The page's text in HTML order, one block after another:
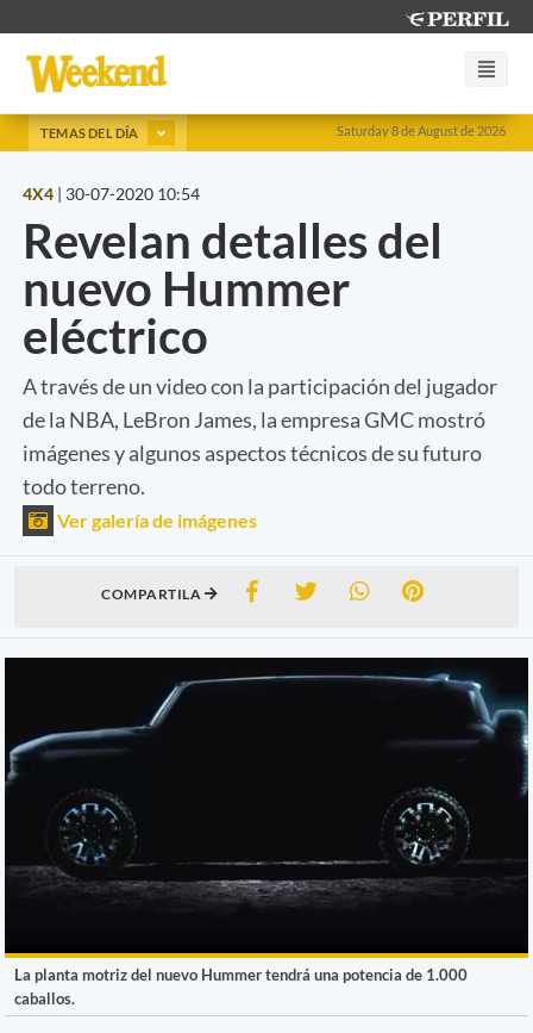
Saturday 8 de August de 2026
TEMAS DEL DÍA
4X4 | 30-07-2020 10:54
Revelan detalles del
nuevo Hummer
eléctrico
A través de un video con la participación del jugador
de la NBA, LeBron James, la empresa GMC mostró
imágenes y algunos aspectos técnicos de su futuro
todo terreno.
Ver galería de imágenes
COMPARTILA
La planta motriz del nuevo Hummer tendrá una potencia de 1.000
caballos.